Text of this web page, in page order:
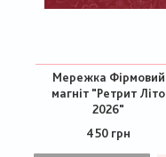
Мережка Фірмовий
магніт "Ретрит Літо
2026"
450 грн